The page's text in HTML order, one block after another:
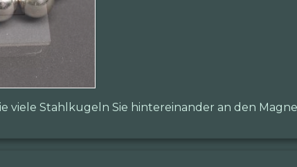
viele Stahlkugeln Sie hintereinander an den